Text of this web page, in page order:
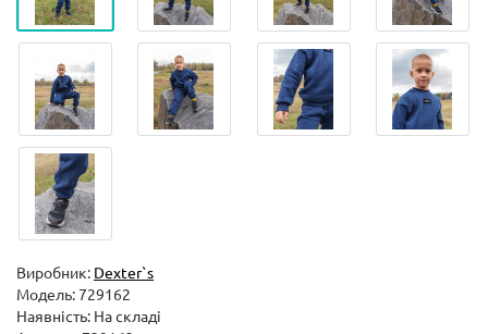
Виробник: Dexter`s
Модель:729162
Наявність: На складі